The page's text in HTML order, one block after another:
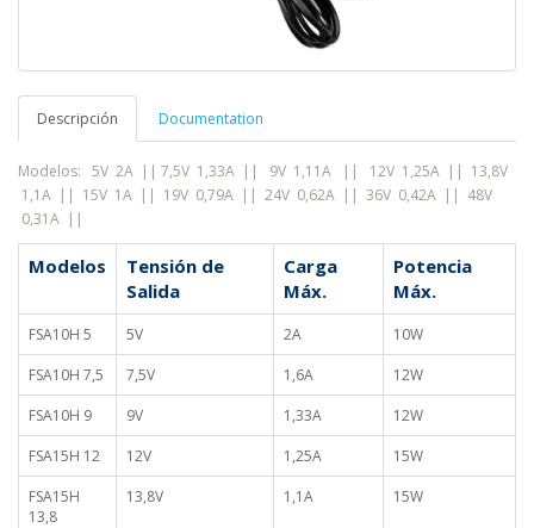
Descripción Documentation
Modelos: 5V 2A || 7,5V 1,33A || 9V 1,11A ||
12V 1,25A || 13,8V
1,1A || 15V 1A || 19V 0,79A || 24V 0,62A || 36V 0,42A || 48V
0,31A ||
Modelos
Tensión de
Salida
Carga
Máx.
Potencia
Máx.
FSA10H 5 5V 2A
10W
FSA10H 7,5
7,5V 1,6A
12W
FSA10H 9
9V 1,33A
12W
FSA15H 12
12V 1,25A
15W
FSA15H
13,8
13,8V 1,1A 15W